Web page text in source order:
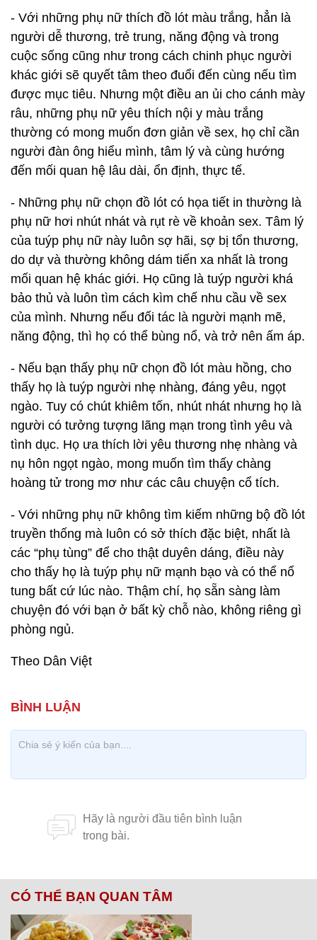
- Với những phụ nữ thích đồ lót màu trắng, hẳn là
người dễ thương, trẻ trung, năng động và trong
cuộc sống cũng như trong cách chinh phục người
khác giới sẽ quyết tâm theo đuổi đến cùng nếu tìm
được mục tiêu. Nhưng một điều an ủi cho cánh mày
râu, những phụ nữ yêu thích nội y màu trắng
thường có mong muốn đơn giản về sex, họ chỉ cần
người đàn ông hiểu mình, tâm lý và cùng hướng
đến mối quan hệ lâu dài, ổn định, thực tế.
- Những phụ nữ chọn đồ lót có họa tiết in thường là
phụ nữ hơi nhút nhát và rụt rè về khoản sex. Tâm lý
của tuýp phụ nữ này luôn sợ hãi, sợ bị tổn thương,
do dự và thường không dám tiến xa nhất là trong
mối quan hệ khác giới. Họ cũng là tuýp người khá
bảo thủ và luôn tìm cách kìm chế nhu cầu về sex
của mình. Nhưng nếu đối tác là người mạnh mẽ,
năng động, thì họ có thể bùng nổ, và trở nên ấm áp.
- Nếu bạn thấy phụ nữ chọn đồ lót màu hồng, cho
thấy họ là tuýp người nhẹ nhàng, đáng yêu, ngọt
ngào. Tuy có chút khiêm tốn, nhút nhát nhưng họ là
người có tưởng tượng lãng mạn trong tình yêu và
tình dục. Họ ưa thích lời yêu thương nhẹ nhàng và
nụ hôn ngọt ngào, mong muốn tìm thấy chàng
hoàng tử trong mơ như các câu chuyện cổ tích.
- Với những phụ nữ không tìm kiếm những bộ đồ lót
truyền thống mà luôn có sở thích đặc biệt, nhất là
các “phụ tùng” để cho thật duyên dáng, điều này
cho thấy họ là tuýp phụ nữ mạnh bạo và có thể nổ
tung bất cứ lúc nào. Thậm chí, họ sẵn sàng làm
chuyện đó với bạn ở bất kỳ chỗ nào, không riêng gì
phòng ngủ.
Theo Dân Việt
CÓ THỂ BẠN QUAN TÂM